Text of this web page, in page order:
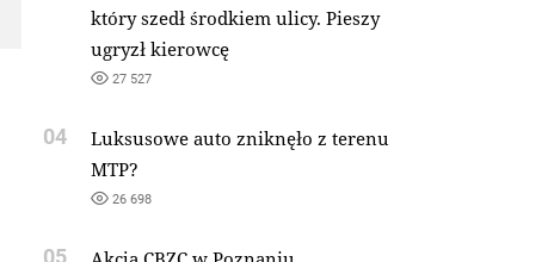
który szedł środkiem ulicy. Pieszy
ugryzł kierowcę
27 527
04
Luksusowe auto zniknęło z terenu
MTP?
26 698
05